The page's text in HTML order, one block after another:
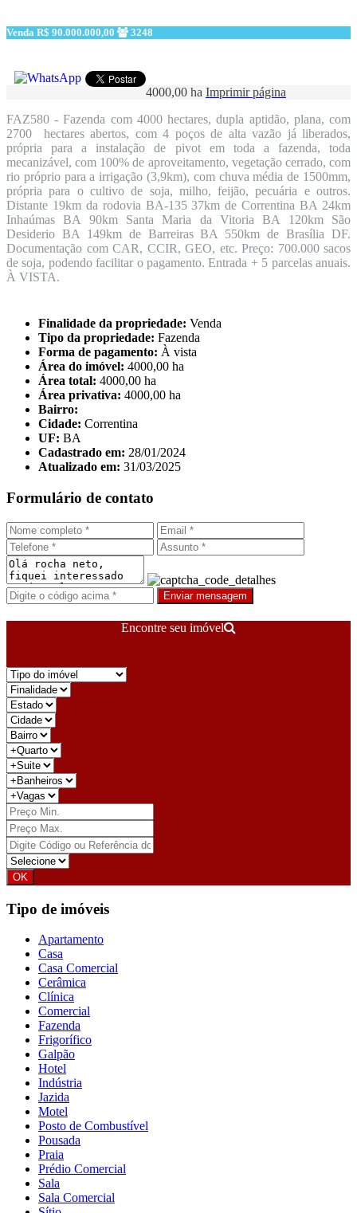
Venda R$ 90.000.000,00 3248
4000,00 ha Imprimir página
FAZ580 - Fazenda com 4000 hectares, dupla aptidão, plana, com
2700 hectares abertos, com 4 poços de alta vazão já liberados,
própria para a instalação de pivot em toda a fazenda, toda
mecanizável, com 100% de aproveitamento, vegetação cerrado, com
rio próprio para a irrigação (3,9km), com chuva média de 1500mm,
própria para o cultivo de soja, milho, feijão, pecuária e outros.
Distante 19km da rodovia BA-135 37km de Correntina BA 24km
Inhaúmas BA 90km Santa Maria da Vitoria BA 120km São
Desiderio BA 149km de Barreiras BA 550km de Brasília DF.
Documentação com CAR, CCIR, GEO, etc. Preço: 700.000 sacos
de soja, podendo facilitar o pagamento. Entrada + 5 parcelas anuais.
À VISTA.
Finalidade da propriedade: Venda
Tipo da propriedade: Fazenda
Forma de pagamento: À vista
Área do imóvel: 4000,00 ha
Área total: 4000,00 ha
Área privativa: 4000,00 ha
Bairro:
Cidade: Correntina
UF: BA
Cadastrado em: 28/01/2024
Atualizado em: 31/03/2025
Formulário de contato
Enviar mensagem
Encontre seu imóvel
Tipo de imóveis
Apartamento
Casa
Casa Comercial
Cerâmica
Clínica
Comercial
Fazenda
Frigorífico
Galpão
Hotel
Indústria
Jazida
Motel
Posto de Combustível
Pousada
Praia
Prédio Comercial
Sala
Sala Comercial